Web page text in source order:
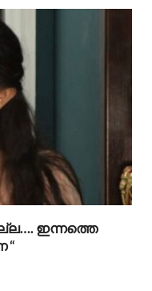
ഇന്നത്തെ
“